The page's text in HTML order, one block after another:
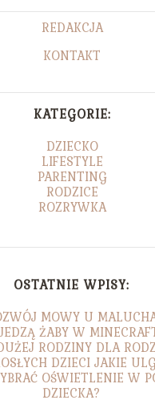
REDAKCJA
KONTAKT
KATEGORIE:
DZIECKO
LIFESTYLE
PARENTING
RODZICE
ROZRYWKA
OSTATNIE WPISY:
MOWY U
ŻABY W
RODZINY DLA
DZIECI JAKIE
OŚWIETLENIE W
DZIECKA?